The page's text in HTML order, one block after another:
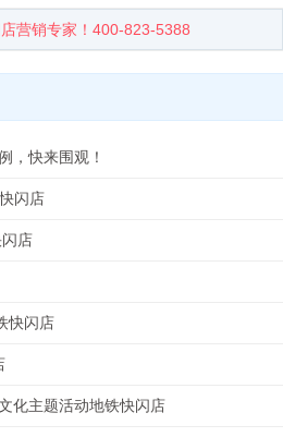
营销专家！400-823-5388
，快来围观！
闪店
闪店
快闪店
化主题活动地铁快闪店